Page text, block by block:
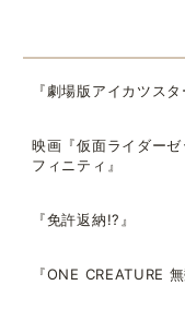
『劇場版アイカツス
映画『仮面ライダー
フィニティ』
『免許返納!?』
『ONE CREATURE